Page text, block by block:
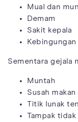
Mual dan
Demam
Sakit kepala
Kebingungan
Sementara gejala
Muntah
Susah makan
Titik lunak
Tampak